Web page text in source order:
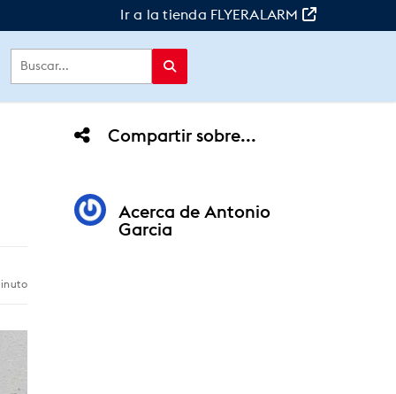
Ir a la tienda FLYERALARM
Compartir sobre...
Acerca de Antonio
Garcia